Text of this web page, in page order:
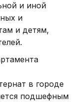
и иной
и
и детям,
в городе
подшефным